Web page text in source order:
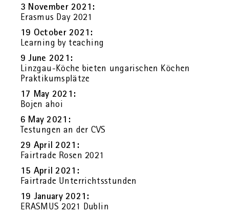
3 No­vem­ber 2021:
Eras­mus Day 2021
19 Oc­to­ber 2021:
Lear­ning by tea­ching
9 June 2021:
Linz­gau-Köche bie­ten un­ga­ri­schen Kö­chen
Prak­ti­kums­plät­ze
17 May 2021:
Bojen ahoi
6 May 2021:
Testun­gen an der CVS
29 April 2021:
Fair­tra­de Rosen 2021
15 April 2021:
Fair­tra­de Un­ter­richts­stun­den
19 Ja­nu­ary 2021:
ERAS­MUS 2021 Dub­lin